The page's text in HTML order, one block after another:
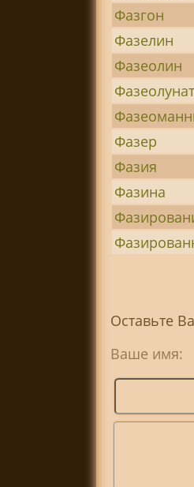
Фазгон
Фазелин
Фазеолин
Фазер
Фазия
Фазина
Оставьте
Ваше